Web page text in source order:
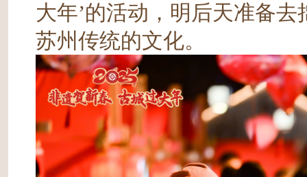
大年’的活动，明后天准备
苏州传统的文化。